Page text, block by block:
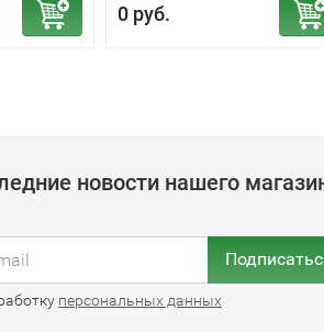
0 руб.
новости нашего
персональных данных